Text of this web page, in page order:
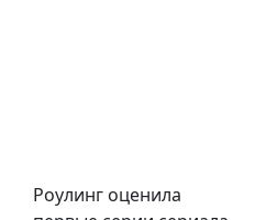
о Гарри Поттере